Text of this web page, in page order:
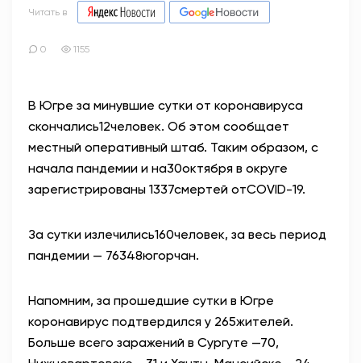
Читать в
0 1155
В Югре за минувшие сутки от коронавируса
скончались12человек. Об этом сообщает
местный оперативный штаб. Таким образом, с
начала пандемии и на30октября в округе
зарегистрированы 1337смертей отCOVID-19.
За сутки излечились160человек, за весь период
пандемии — 76348югорчан.
Напомним, за прошедшие сутки в Югре
коронавирус подтвердился у 265жителей.
Больше всего заражений в Сургуте —70,